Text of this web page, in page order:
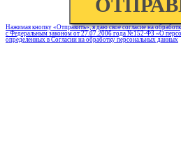
Нажимая кнопку «Отправить», я даю свое согласие на
с Федеральным законом от 27.07.2006 года №152-ФЗ «О
определенных в Согласии на обработку персональных данных